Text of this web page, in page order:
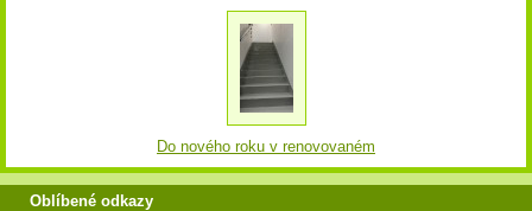
Do nového roku v renovovaném
Oblíbené odkazy